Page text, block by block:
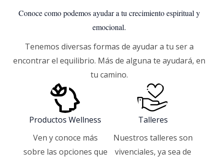
Conoce como podemos ayudar a tu crecimiento espiritual y
emocional.
Tenemos diversas formas de ayudar a tu ser a
encontrar el equilibrio. Más de alguna te ayudará, en
tu camino.
Productos Wellness
Ven y conoce más
sobre las opciones que
Talleres
Nuestros talleres son
vivenciales, ya sea de